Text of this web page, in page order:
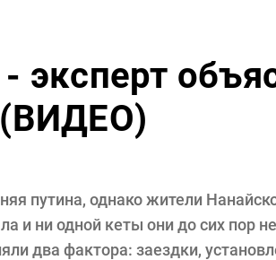
эксперт
(ВИДЕО)
путина, однако жители
и ни одной кеты они до сих пор
два фактора: заездки,